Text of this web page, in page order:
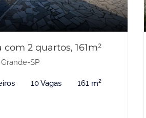
2 quartos, 161m²
SP
10 Vagas 161 m²